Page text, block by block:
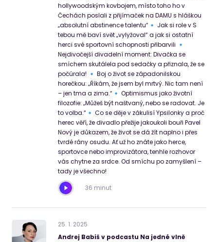
hollywoodským kovbojem, místo toho ho v
Čechách poslali z přijímaček na DAMU s hláškou
„absolutní abstinence talentu“🔹 Jak si role v S
tebou mě baví svět „vylyžoval“ a jak si ostatní
herci své sportovní schopnosti přibarvili 🔹
Nejdivočejší divadelní moment: Divačka se
smíchem skutálela pod sedačky a přiznala, že se
počúrala! 🔹 Boj o život se západonilskou
horečkou: „Říkám, že jsem byl mrtvý. Nic tam není
– jen tma a zima.“🔹 Optimismus jako životní
filozofie: „Můžeš být naštvaný, nebo se radovat. Je
to volba.“🔹 Co se děje v zákulisí Ypsilonky a proč
herec věří, že divadlo přežije jakoukoli bouři Pavel
Nový je důkazem, že život se dá žít naplno i přes
tvrdé rány osudu. Ať už ho znáte jako herce,
sportovce nebo improvizátora, tenhle rozhovor
vás chytne za srdce. Od smíchu po zamyšlení –
tady je všechno!
36 minut
25. 1. 2025
Andrej Babiš v podcastu Na jedné vlně